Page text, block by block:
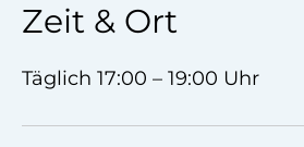
Zeit & Ort
Täglich 17:00 – 19:00 Uhr